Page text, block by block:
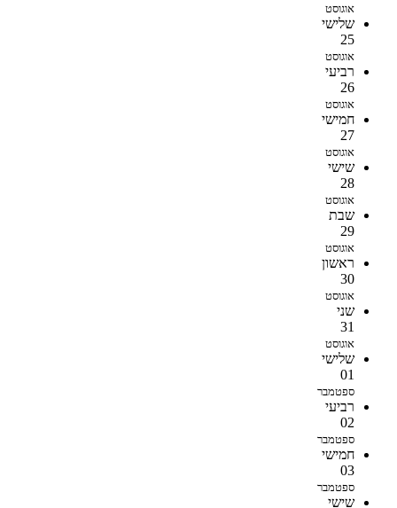
אוגוסט
שלישי
25
אוגוסט
רביעי
26
אוגוסט
חמישי
27
אוגוסט
שישי
28
אוגוסט
שבת
29
אוגוסט
ראשון
30
אוגוסט
שני
31
אוגוסט
שלישי
01
ספטמבר
רביעי
02
ספטמבר
חמישי
03
ספטמבר
שישי